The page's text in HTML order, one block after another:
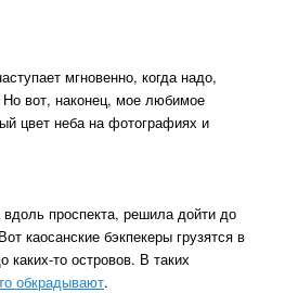
мгновенно, когда надо,
вот, наконец, мое любимое
цвет неба на фотографиях и
проспекта, решила дойти до
каосанские бэкпекеры грузятся в
каких-то островов. В таких
обкрадывают.